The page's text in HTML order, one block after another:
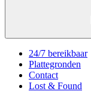
24/7 bereikbaar
Plattegronden
Contact
Lost & Found